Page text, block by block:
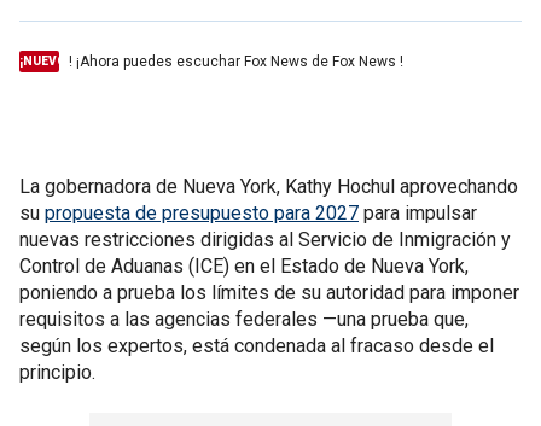
¡NUEVO ! ¡Ahora puedes escuchar Fox News de Fox News !
La gobernadora de Nueva York, Kathy Hochul aprovechando
su propuesta de presupuesto para 2027 para impulsar
nuevas restricciones dirigidas al Servicio de Inmigración y
Control de Aduanas (ICE) en el Estado de Nueva York,
poniendo a prueba los límites de su autoridad para imponer
requisitos a las agencias federales —una prueba que,
según los expertos, está condenada al fracaso desde el
principio.